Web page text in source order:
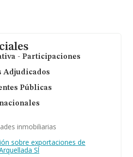
- Participaciones
Adjudicados
Públicas
inmobiliarias
sobre exportaciones de
Sl